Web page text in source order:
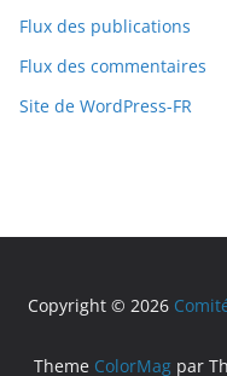
Flux des publications
Flux des commentaires
Site de WordPress-FR
Copyright © 2026
Theme ColorMagpar